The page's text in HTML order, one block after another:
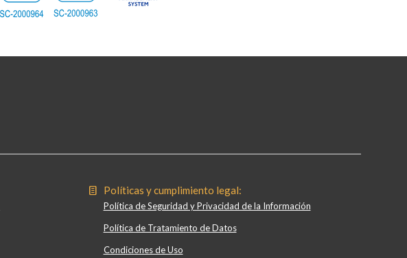
Políticas y cumplimiento legal:
Política de Seguridad y Privacidad de la Información
Política de Tratamiento de Datos
Condiciones de Uso